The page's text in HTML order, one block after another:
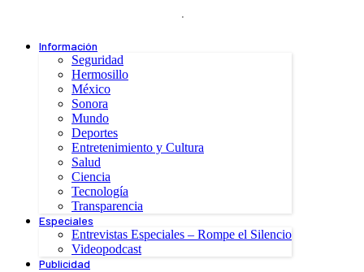
.
Información
Seguridad
Hermosillo
México
Sonora
Mundo
Deportes
Entretenimiento y Cultura
Salud
Ciencia
Tecnología
Transparencia
Especiales
Entrevistas Especiales – Rompe el Silencio
Videopodcast
Publicidad